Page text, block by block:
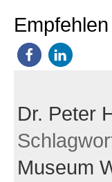
Dr. Peter
Museum